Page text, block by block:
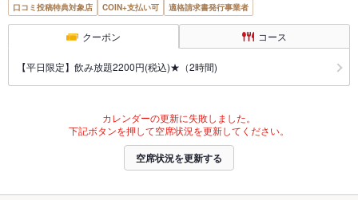
口コミ投稿特典対象店 COIN+支払い可 適格請求書発行事業者
クーポン コース
【平日限定】飲み放題2200円(税込)★（2時間)
カレンダーの更新に失敗しました。
下記ボタンを押して空席状況を更新してください。
空席状況を更新する